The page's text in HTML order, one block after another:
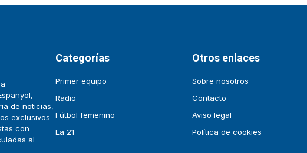
de noticias,
exclusivos
con
al
Categorías
Primer equipo
Radio
Fútbol femenino
La 21
Otros enlaces
Sobre nosotros
Contacto
Aviso legal
Política de cookies